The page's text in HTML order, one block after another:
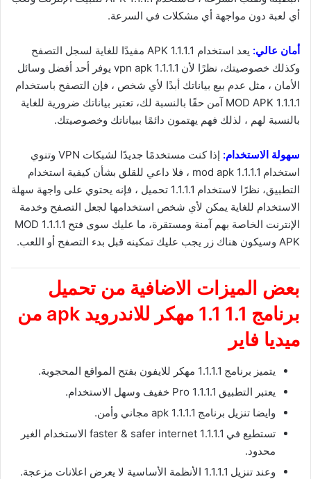
أي لعبة دون مواجهة أي مشكلات في السرعة.
أمان عالي:
يعد استخدام APK 1.1.1.1 مفيدًا للغاية لسجل التصفح
وكذلك خصوصيتك، نظرًا لأن 1.1.1.1 vpn apk يوفر أحد أفضل وسائل
الأمان ، مثل عدم بيع بياناتك أبدًا لأي شخص ، فإن التصفح باستخدام
1.1.1.1 MOD APK آمن حقًا بالنسبة لك، تعتبر بياناتك ضرورية للغاية
بالنسبة لهم ، لذلك فهم يهتمون دائمًا ببياناتك وخصوصيتك.
سهولة الاستخدام:
إذا كنت مستخدمًا جديدًا لشبكات VPN وتنوي
استخدام 1.1.1.1 mod apk ، فلا داعي للقلق بشأن كيفية استخدام
التطبيق، نظرًا لاستخدام 1.1.1.1 تحميل ، فإنه يحتوي على واجهة سهلة
الاستخدام للغاية يمكن لأي شخص استخدامها لجعل التصفح وخدمة
الإنترنت الخاصة بهم آمنة ومستقرة، ما عليك سوى فتح 1.1.1.1 MOD
APK وسيكون هناك زر يجب عليك تمكينه قبل بدء التصفح أو اللعب.
بعض الميزات الاضافية من تحميل
برنامج 1.1 1.1 مهكر للاندرويد
apk من
ميديا فاير
يتميز برنامج 1.1.1.1 مهكر للايفون بفتح المواقع المحجوبة.
يعتبر التطبيق 1.1.1.1 Pro خفيف وسهل الاستخدام.
وايضا تنزيل برنامج 1.1.1.1 apk مجاني وأمن.
تستطيع في 1.1.1.1 faster & safer internet الاستخدام الغير
محدود.
وعند تنزيل 1.1.1.1 الأنظمة الأساسية لا يعرض اعلانات مزعجة.